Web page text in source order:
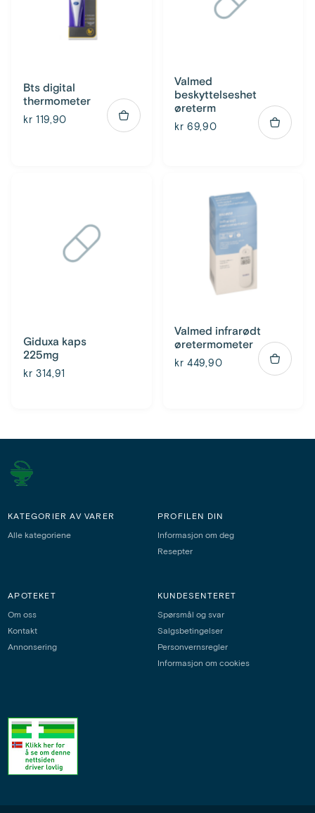
Bts digital
thermometer
kr 119,90
Valmed
beskyttelseshet
øreterm
kr 69,90
Giduxa kaps
225mg
kr 314,91
Valmed infrarødt
øretermometer
kr 449,90
KATEGORIER AV VARER
Alle kategoriene
PROFILEN DIN
Informasjon om deg
Resepter
APOTEKET
Om oss
Kontakt
Annonsering
KUNDESENTERET
Spørsmål og svar
Salgsbetingelser
Personvernsregler
Informasjon om cookies